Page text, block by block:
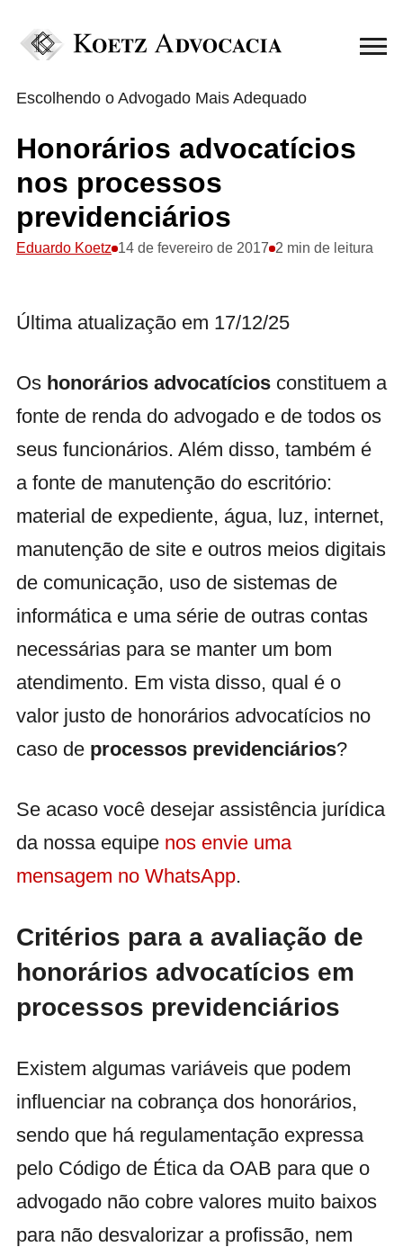
Escolhendo o Advogado Mais Adequado
Honorários advocatícios
nos processos
previdenciários
Eduardo Koetz 14 de fevereiro de 2017 2 min de leitura
Última atualização em 17/12/25
Os honorários advocatícios constituem a
fonte de renda do advogado e de todos os
seus funcionários. Além disso, também é
a fonte de manutenção do escritório:
material de expediente, água, luz, internet,
manutenção de site e outros meios digitais
de comunicação, uso de sistemas de
informática e uma série de outras contas
necessárias para se manter um bom
atendimento. Em vista disso, qual é o
valor justo de honorários advocatícios no
caso de processos previdenciários?
Se acaso você desejar assistência jurídica
da nossa equipe nos envie uma
mensagem no WhatsApp.
Critérios para a avaliação de
honorários advocatícios em
processos previdenciários
Existem algumas variáveis que podem
influenciar na cobrança dos honorários,
sendo que há regulamentação expressa
pelo Código de Ética da OAB para que o
advogado não cobre valores muito baixos
para não desvalorizar a profissão, nem